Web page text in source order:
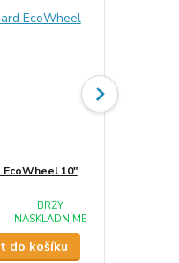
10"
BRZY
NASKLADNÍME
do košíku